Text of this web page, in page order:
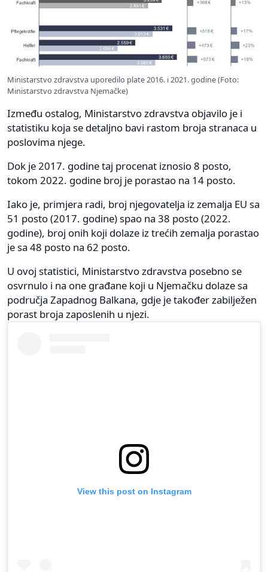
Ministarstvo zdravstva uporedilo plate 2016. i 2021. godine (Foto:
Ministarstvo zdravstva Njemačke)
Između ostalog, Ministarstvo zdravstva objavilo je i
statistiku koja se detaljno bavi rastom broja stranaca u
poslovima njege.
Dok je 2017. godine taj procenat iznosio 8 posto,
tokom 2022. godine broj je porastao na 14 posto.
Iako je, primjera radi, broj njegovatelja iz zemalja EU sa
51 posto (2017. godine) spao na 38 posto (2022.
godine), broj onih koji dolaze iz trećih zemalja porastao
je sa 48 posto na 62 posto.
U ovoj statistici, Ministarstvo zdravstva posebno se
osvrnulo i na one građane koji u Njemačku dolaze sa
područja Zapadnog Balkana, gdje je također zabilježen
porast broja zaposlenih u njezi.
View this post on Instagram